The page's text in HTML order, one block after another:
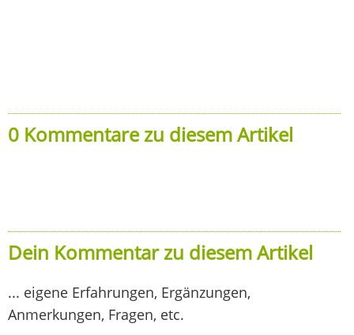
0 Kommentare zu diesem Artikel
Dein Kommentar zu diesem Artikel
... eigene Erfahrungen, Ergänzungen,
Anmerkungen, Fragen, etc.